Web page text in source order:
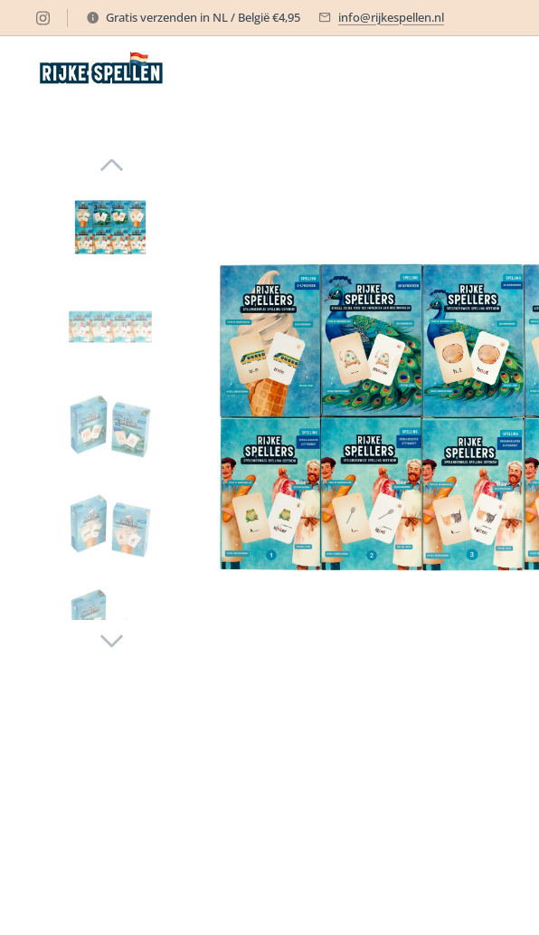
Gratis verzenden in NL / België €4,95 info@rijkespellen.nl